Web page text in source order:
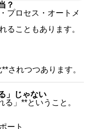
？
プロセス・オートメ
ることもあります。
されつつあります。
」じゃない
」**ということ。
ート